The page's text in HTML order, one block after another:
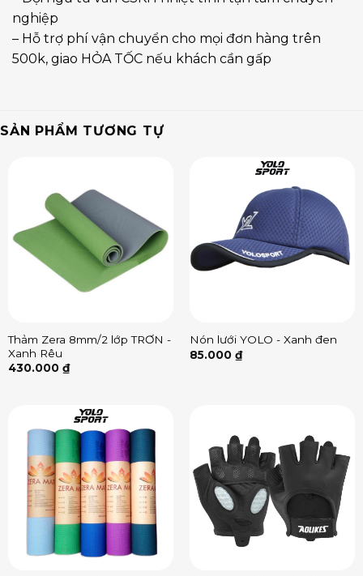
nghiệp
– Hỗ trợ phí vận chuyển cho mọi đơn hàng trên
500k, giao HỎA TỐC nếu khách cần gấp
SẢN PHẨM TƯƠNG TỰ
Thảm Zera 8mm/2 lớp TRƠN -
Xanh Rêu
430.000 ₫
Nón lưới YOLO - Xanh đen
85.000 ₫